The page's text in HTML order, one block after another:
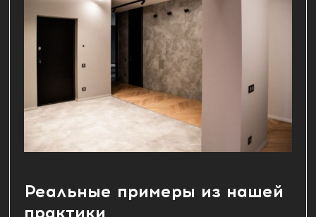
Реальные примеры из нашей
практики